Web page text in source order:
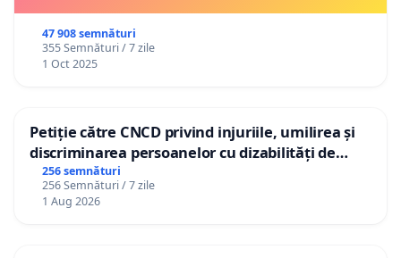
47 908 semnături
355 Semnături / 7 zile
1 Oct 2025
Petiție către CNCD privind injuriile, umilirea și
discriminarea persoanelor cu dizabilități de
către utilizatorul TikTok „Gorici”
256 semnături
256 Semnături / 7 zile
1 Aug 2026